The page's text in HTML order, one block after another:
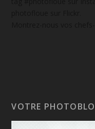
VOTRE